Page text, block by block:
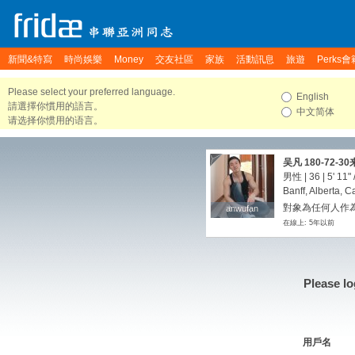
新聞&特寫 時尚娛樂 Money 交友社區 家族 活動訊息 旅遊 Perks會
Please select your preferred language.
請選擇你慣用的語言。
请选择你惯用的语言。
English
中文简体
anwufan
anwufan
吴凡 180-72-30
男性 | 36 | 5' 11"
Banff, Alberta,
對象為任何人作
在線上: 5年以前
Please
用戶名